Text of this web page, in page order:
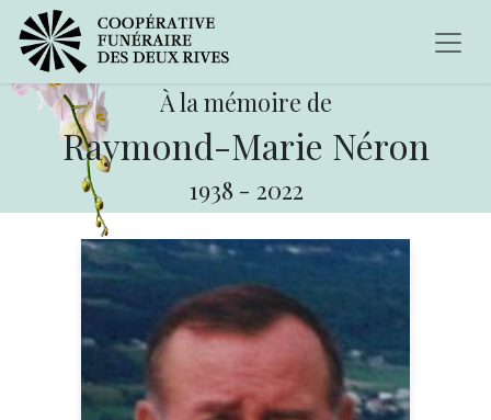
À la mémoire de
Raymond-Marie Néron
1938 - 2022